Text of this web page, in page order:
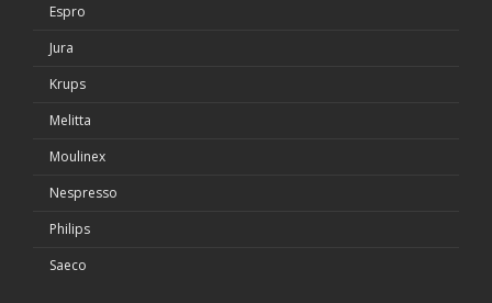
Espro
Jura
Krups
Melitta
Moulinex
Nespresso
Philips
Saeco